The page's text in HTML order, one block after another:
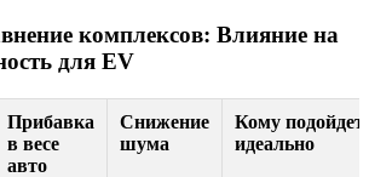
комплексов: Влияние на
для EV
Прибавка
в весе
авто
Снижение
шума
Кому подойдет
идеально